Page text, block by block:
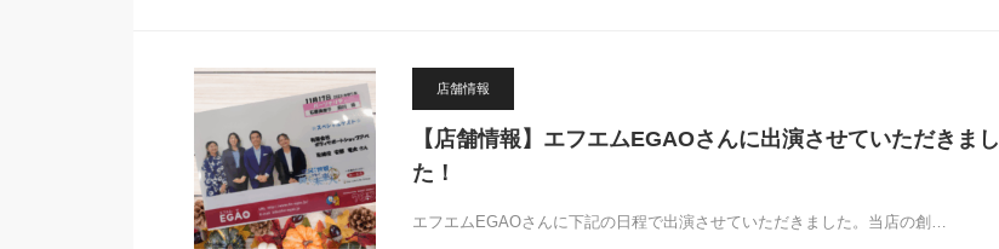
店舗情報
【店舗情報】エフエムEGAOさんに出演させていただきまし
た！
エフエムEGAOさんに下記の日程で出演させていただきました。当店の創…